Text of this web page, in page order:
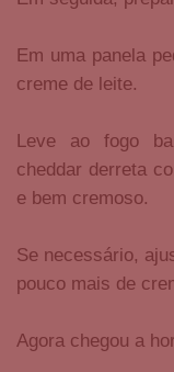
Em uma panela
creme de leite.
Leve ao fogo
cheddar derreta
e bem cremoso.
Se necessário,
pouco mais de
Agora chegou a